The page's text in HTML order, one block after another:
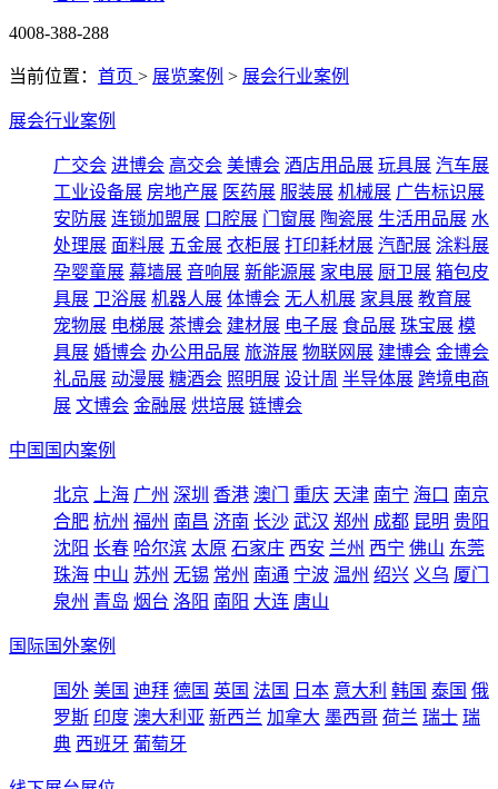
4008-388-288
当前位置： 首页 > 展览案例 > 展会行业案例
展会行业案例
广交会 进博会 高交会 美博会 酒店用品展 玩具展 汽车展
工业设备展 房地产展 医药展 服装展 机械展 广告标识展
安防展 连锁加盟展 口腔展 门窗展 陶瓷展 生活用品展 水
处理展 面料展 五金展 衣柜展 打印耗材展 汽配展 涂料展
孕婴童展 幕墙展 音响展 新能源展 家电展 厨卫展 箱包皮
具展 卫浴展 机器人展 体博会 无人机展 家具展 教育展
宠物展 电梯展 茶博会 建材展 电子展 食品展 珠宝展 模
具展 婚博会 办公用品展 旅游展 物联网展 建博会 金博会
礼品展 动漫展 糖酒会 照明展 设计周 半导体展 跨境电商
展 文博会 金融展 烘培展 链博会
中国国内案例
北京 上海 广州 深圳 香港 澳门 重庆 天津 南宁 海口 南京
合肥 杭州 福州 南昌 济南 长沙 武汉 郑州 成都 昆明 贵阳
沈阳 长春 哈尔滨 太原 石家庄 西安 兰州 西宁 佛山 东莞
珠海 中山 苏州 无锡 常州 南通 宁波 温州 绍兴 义乌 厦门
泉州 青岛 烟台 洛阳 南阳 大连 唐山
国际国外案例
国外 美国 迪拜 德国 英国 法国 日本 意大利 韩国 泰国 俄
罗斯 印度 澳大利亚 新西兰 加拿大 墨西哥 荷兰 瑞士 瑞
典 西班牙 葡萄牙